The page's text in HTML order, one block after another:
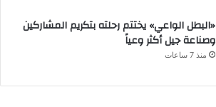
«البطل الواعي» يختتم رحلته بتكريم المشاركين
وصناعة جيل أكثر وعياً
منذ 7 ساعات